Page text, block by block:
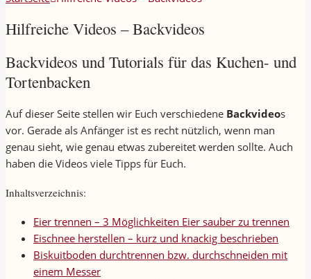
Hilfreiche Videos – Backvideos
Backvideos und Tutorials für das Kuchen- und
Tortenbacken
Auf dieser Seite stellen wir Euch verschiedene Backvideos
vor. Gerade als Anfänger ist es recht nützlich, wenn man
genau sieht, wie genau etwas zubereitet werden sollte. Auch
haben die Videos viele Tipps für Euch.
Inhaltsverzeichnis:
Eier trennen – 3 Möglichkeiten Eier sauber zu trennen
Eischnee herstellen – kurz und knackig beschrieben
Biskuitboden durchtrennen bzw. durchschneiden mit
einem Messer